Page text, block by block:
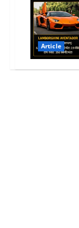
Article